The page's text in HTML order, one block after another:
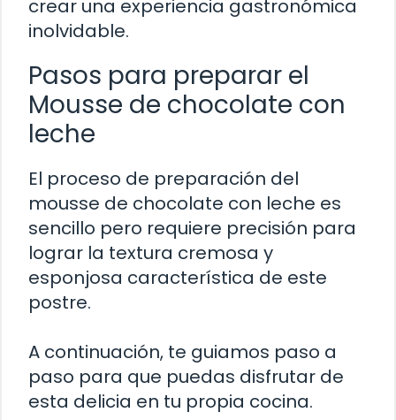
crear una experiencia gastronómica
inolvidable.
Pasos para preparar el
Mousse de chocolate con
leche
El proceso de preparación del
mousse de chocolate con leche es
sencillo pero requiere precisión para
lograr la textura cremosa y
esponjosa característica de este
postre.
A continuación, te guiamos paso a
paso para que puedas disfrutar de
esta delicia en tu propia cocina.